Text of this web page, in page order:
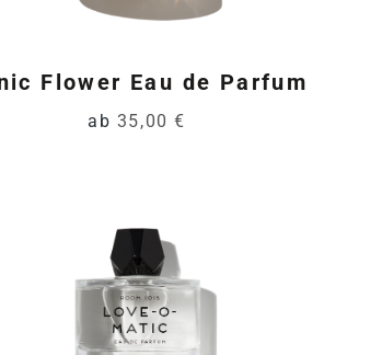
Flower Eau de Parfum
ab 35,00 €